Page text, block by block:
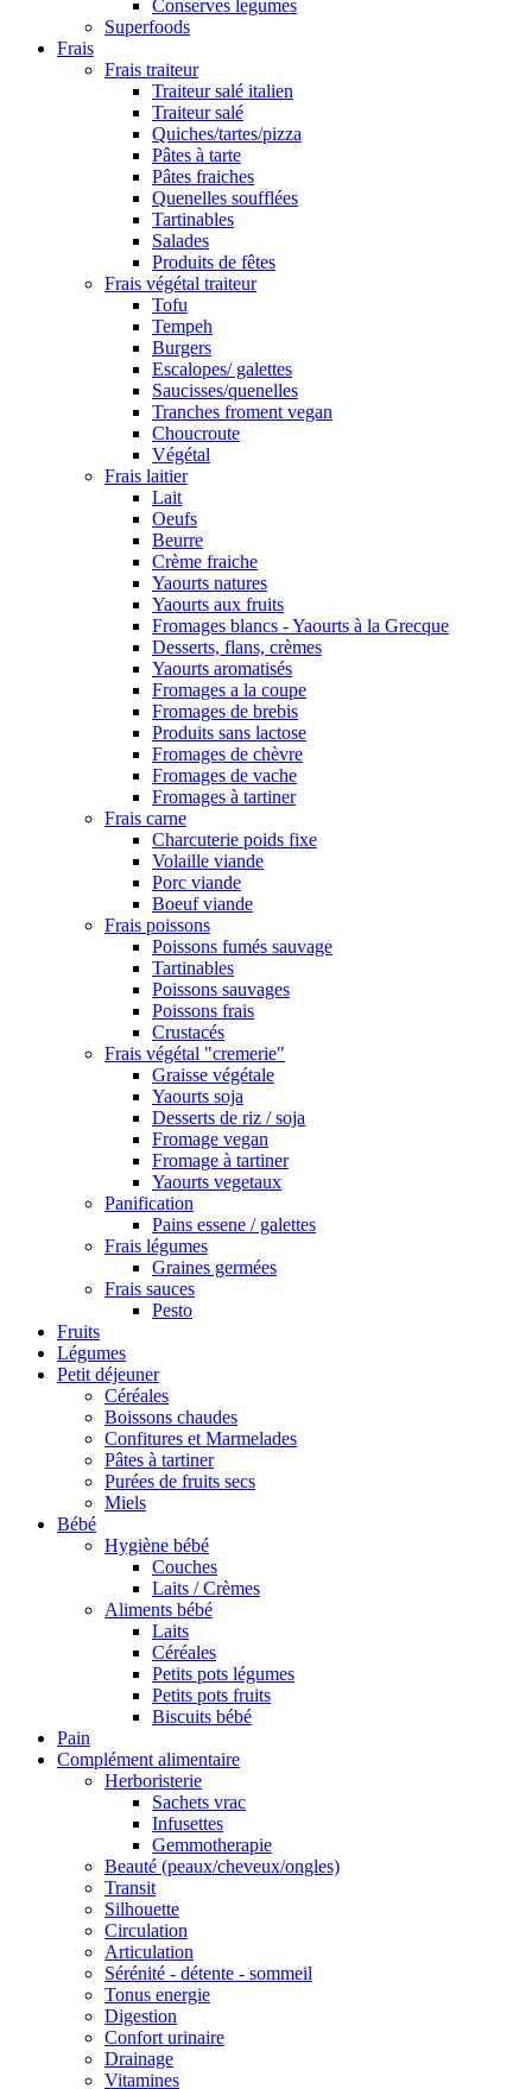
Conserves legumes
Superfoods
Frais
Frais traiteur
Traiteur salé italien
Traiteur salé
Quiches/tartes/pizza
Pâtes à tarte
Pâtes fraiches
Quenelles soufflées
Tartinables
Salades
Produits de fêtes
Frais végétal traiteur
Tofu
Tempeh
Burgers
Escalopes/ galettes
Saucisses/quenelles
Tranches froment vegan
Choucroute
Végétal
Frais laitier
Lait
Oeufs
Beurre
Crème fraiche
Yaourts natures
Yaourts aux fruits
Fromages blancs - Yaourts à la Grecque
Desserts, flans, crèmes
Yaourts aromatisés
Fromages a la coupe
Fromages de brebis
Produits sans lactose
Fromages de chèvre
Fromages de vache
Fromages à tartiner
Frais carne
Charcuterie poids fixe
Volaille viande
Porc viande
Boeuf viande
Frais poissons
Poissons fumés sauvage
Tartinables
Poissons sauvages
Poissons frais
Crustacés
Frais végétal "cremerie"
Graisse végétale
Yaourts soja
Desserts de riz / soja
Fromage vegan
Fromage à tartiner
Yaourts vegetaux
Panification
Pains essene / galettes
Frais légumes
Graines germées
Frais sauces
Pesto
Fruits
Légumes
Petit déjeuner
Céréales
Boissons chaudes
Confitures et Marmelades
Pâtes à tartiner
Purées de fruits secs
Miels
Bébé
Hygiène bébé
Couches
Laits / Crèmes
Aliments bébé
Laits
Céréales
Petits pots légumes
Petits pots fruits
Biscuits bébé
Pain
Complément alimentaire
Herboristerie
Sachets vrac
Infusettes
Gemmotherapie
Beauté (peaux/cheveux/ongles)
Transit
Silhouette
Circulation
Articulation
Sérénité - détente - sommeil
Tonus energie
Digestion
Confort urinaire
Drainage
Vitamines